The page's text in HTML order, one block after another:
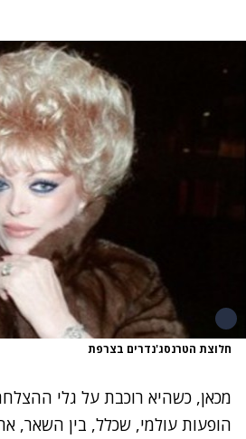
חלוצת הטרנסג'נדרים בצרפת
מכאן, כשהיא רוכבת על גלי
הופעות עולמי, שכלל, בין השאר,